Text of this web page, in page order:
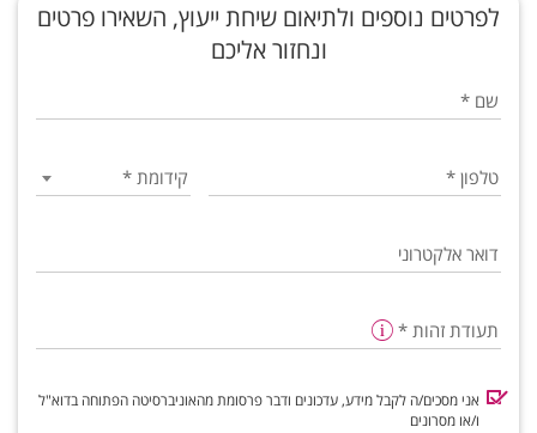
לפרטים נוספים ולתיאום שיחת ייעוץ, השאירו פרטים
ונחזור אליכם
שם *
תעודת זהות *
טלפון* קידומת*
דואר אלקטרוני
אני מסכים/ה לקבל מידע, עדכונים ודבר פרסומת מהאוניברסיטה הפתוחה בדוא"ל
ו/או מסרונים